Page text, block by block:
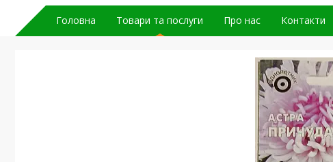
Головна Товари та послуги Про нас Контакти